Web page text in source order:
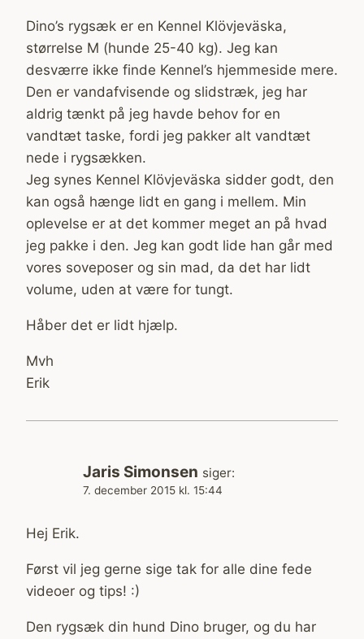
Dino’s rygsæk er en Kennel Klövjeväska,
størrelse M (hunde 25-40 kg). Jeg kan
desværre ikke finde Kennel’s hjemmeside mere.
Den er vandafvisende og slidstræk, jeg har
aldrig tænkt på jeg havde behov for en
vandtæt taske, fordi jeg pakker alt vandtæt
nede i rygsækken.
Jeg synes Kennel Klövjeväska sidder godt, den
kan også hænge lidt en gang i mellem. Min
oplevelse er at det kommer meget an på hvad
jeg pakke i den. Jeg kan godt lide han går med
vores soveposer og sin mad, da det har lidt
volume, uden at være for tungt.
Håber det er lidt hjælp.
Mvh
Erik
Jaris Simonsen siger:
7. december 2015 kl. 15:44
Hej Erik.
Først vil jeg gerne sige tak for alle dine fede
videoer og tips! :)
Den rygsæk din hund Dino bruger, og du har